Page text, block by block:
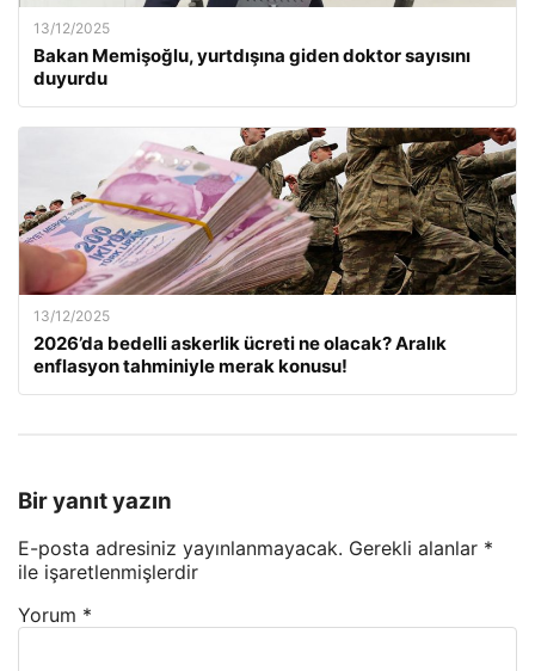
13/12/2025
Bakan Memişoğlu, yurtdışına giden doktor sayısını
duyurdu
13/12/2025
2026’da bedelli askerlik ücreti ne olacak? Aralık
enflasyon tahminiyle merak konusu!
Bir yanıt yazın
E-posta adresiniz yayınlanmayacak. Gerekli alanlar *
ile işaretlenmişlerdir
Yorum *